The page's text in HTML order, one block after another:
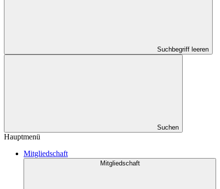
Suchbegriff leeren
Suchen
Hauptmenü
Mitgliedschaft
Mitgliedschaft